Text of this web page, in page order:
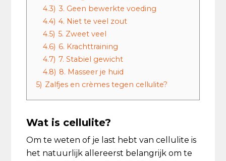
4.3) 3. Geen bewerkte voeding
4.4) 4. Niet te veel zout
4.5) 5. Zweet veel
4.6) 6. Krachttraining
4.7) 7. Stabiel gewicht
4.8) 8. Masseer je huid
5) Zalfjes en crèmes tegen cellulite?
Wat is cellulite?
Om te weten of je last hebt van cellulite is
het natuurlijk allereerst belangrijk om te